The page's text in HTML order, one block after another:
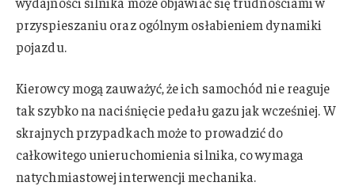
przyspieszaniu oraz ogólnym osłabieniem dynamiki
pojazdu.
Kierowcy mogą zauważyć, że ich samochód nie reaguje
tak szybko na naciśnięcie pedału gazu jak wcześniej. W
skrajnych przypadkach może to prowadzić do
całkowitego unieruchomienia silnika, co wymaga
natychmiastowej interwencji mechanika.